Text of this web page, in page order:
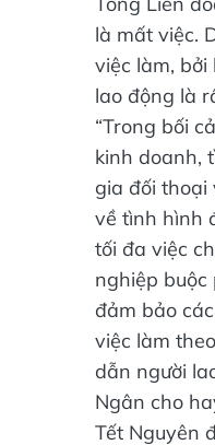
Tổng Liên
là mất việc.
việc làm,
lao động là
“Trong bối
kinh doanh,
gia đối thoại
về tình hình
tối đa việc
nghiệp buộc
đảm bảo
việc làm
dẫn người
Ngân cho